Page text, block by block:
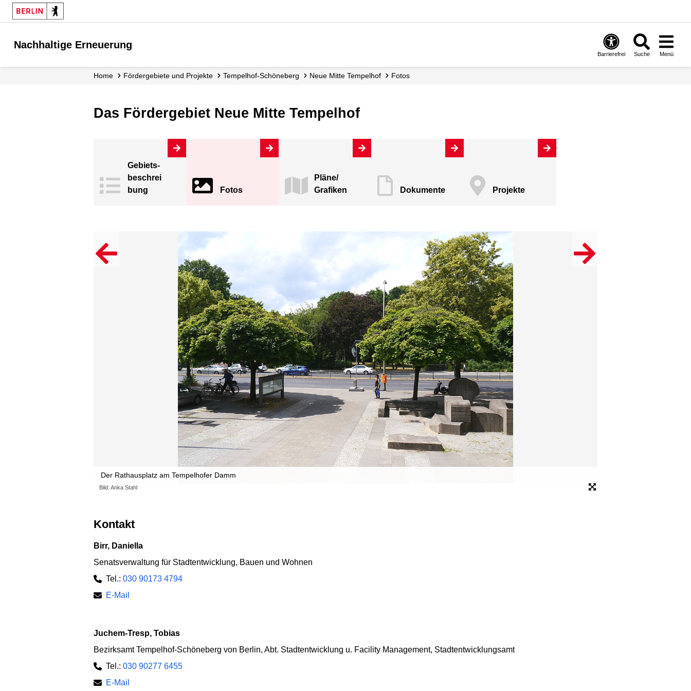
Nachhaltige Erneuerung
Barrierefrei Suche Menü
Home Fördergebiete und Projekte Tempelhof-Schöneberg Neue Mitte Tempelhof Fotos
Das Fördergebiet Neue Mitte Tempelhof
Gebiets­
beschrei
bung
Fotos
Pläne/
Grafiken
Dokumente Projekte
Der Rathausplatz am Tempelhofer Damm
Bild: Anka Stahl
Kontakt
Birr, Daniella
Senatsverwaltung für Stadtentwicklung, Bauen und Wohnen
Tel.: 030 90173 4794
E-Mail
Juchem-Tresp, Tobias
Bezirksamt Tempelhof-Schöneberg von Berlin, Abt. Stadtentwicklung u. Facility Management, Stadtentwicklungsamt
Tel.: 030 90277 6455
E-Mail